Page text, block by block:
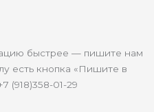
быстрее — пишите нам
есть кнопка «Пишите в
(918)358-01-29